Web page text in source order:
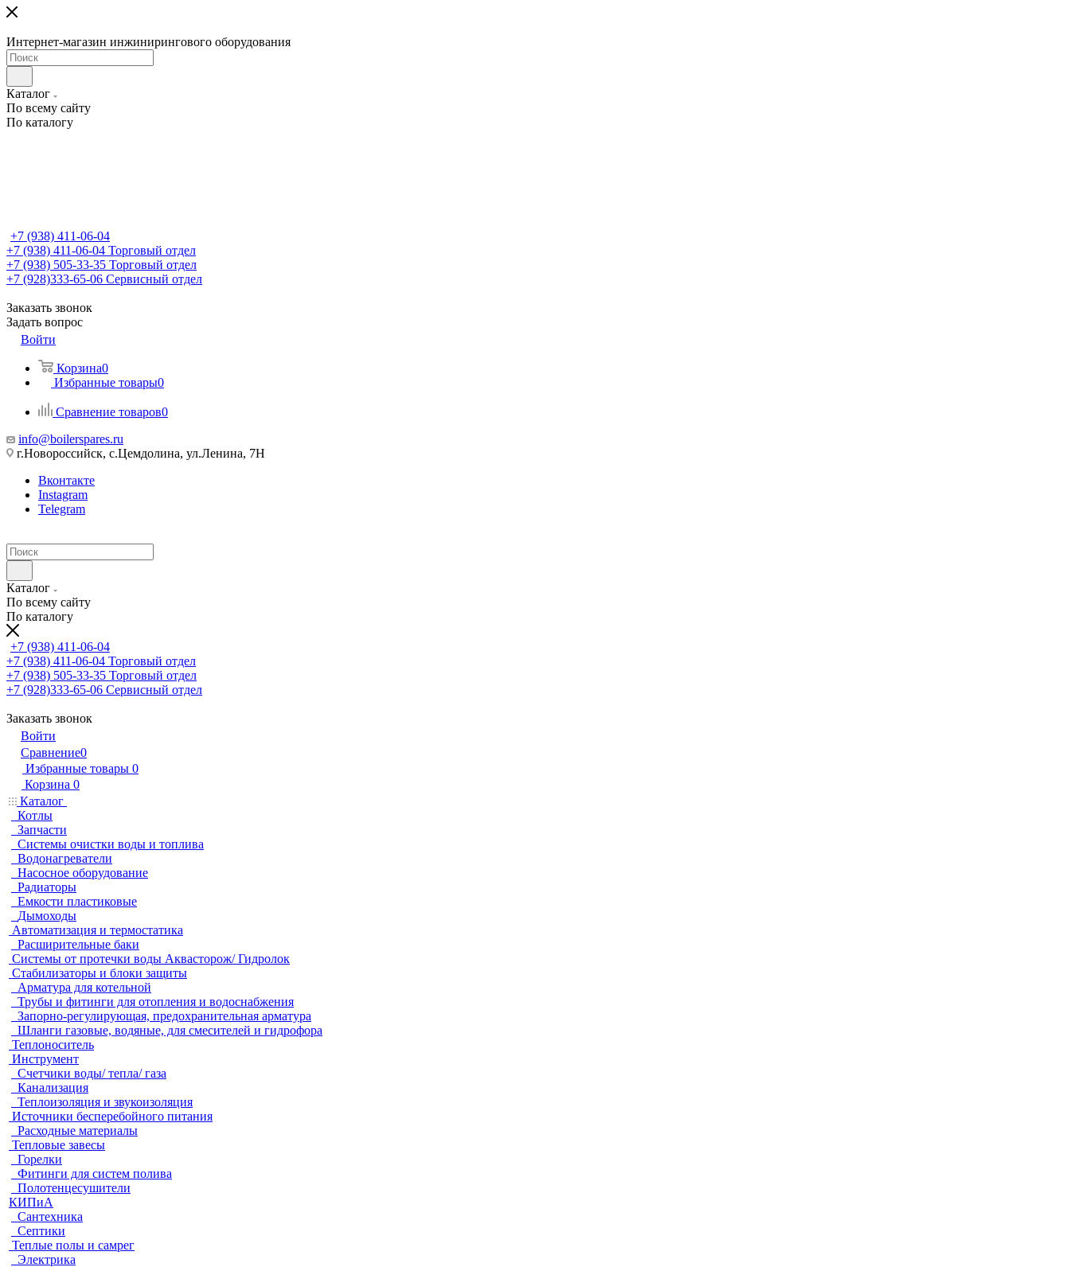
Интернет-магазин инжинирингового оборудования
Каталог
По всему сайту
По каталогу
+7 (938) 411-06-04
+7 (938) 411-06-04 Торговый отдел
+7 (938) 505-33-35 Торговый отдел
+7 (928)333-65-06 Сервисный отдел
Заказать звонок
Задать вопрос
Войти
Корзина0
Избранные товары0
Сравнение товаров0
info@boilerspares.ru
г.Новороссийск, с.Цемдолина, ул.Ленина, 7Н
Вконтакте
Instagram
Telegram
Каталог
По всему сайту
По каталогу
+7 (938) 411-06-04
+7 (938) 411-06-04 Торговый отдел
+7 (938) 505-33-35 Торговый отдел
+7 (928)333-65-06 Сервисный отдел
Заказать звонок
Войти
Сравнение0
Избранные товары 0
Корзина 0
Каталог
Котлы
Запчасти
Системы очистки воды и топлива
Водонагреватели
Насосное оборудование
Радиаторы
Емкости пластиковые
Дымоходы
Автоматизация и термостатика
Расширительные баки
Системы от протечки воды Аквасторож/ Гидролок
Стабилизаторы и блоки защиты
Арматура для котельной
Трубы и фитинги для отопления и водоснабжения
Запорно-регулирующая, предохранительная арматура
Шланги газовые, водяные, для смесителей и гидрофора
Теплоноситель
Инструмент
Счетчики воды/ тепла/ газа
Канализация
Теплоизоляция и звукоизоляция
Источники бесперебойного питания
Расходные материалы
Тепловые завесы
Горелки
Фитинги для систем полива
Полотенцесушители
КИПиА
Сантехника
Септики
Теплые полы и самрег
Электрика